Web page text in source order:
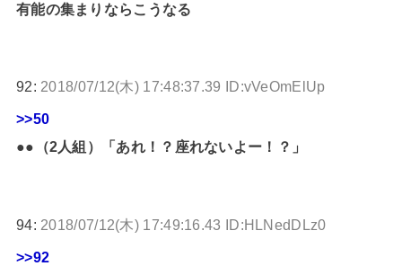
有能の集まりならこうなる
92: 2018/07/12(木) 17:48:37.39 ID:vVeOmElUp
>>50
●●（2人組）「あれ！？座れないよー！？」
94: 2018/07/12(木) 17:49:16.43 ID:HLNedDLz0
>>92